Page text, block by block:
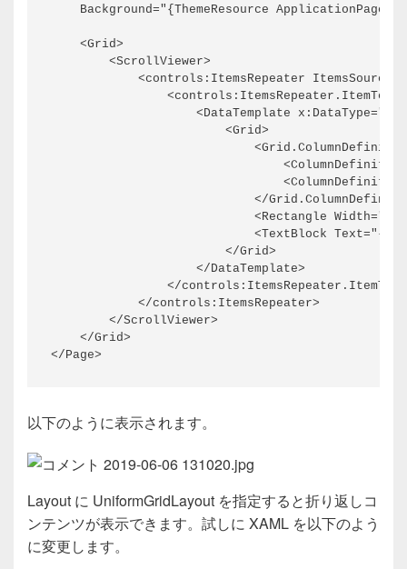
Background="{ThemeResource
    <Grid>
        <ScrollViewer>
<controls:ItemsRepeater
<DataTemplate
                        <Grid>
</
<Rectangle
<TextBlock
                        </Grid>
                    </DataTemplate>
</
            </controls:ItemsRepeater>
        </ScrollViewer>
    </Grid>
</Page>
以下のように表示されます。
Layout に UniformGridLayout を指定すると折り返しコ
ンテンツが表示できます。試しに XAML を以下のよう
に変更します。